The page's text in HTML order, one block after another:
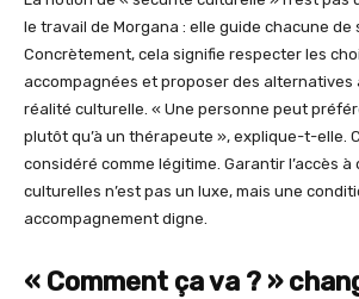
le travail de Morgana : elle guide chacune de
Concrètement, cela signifie respecter les
accompagnées et proposer des alternatives
réalité culturelle. « Une personne peut
plutôt qu’à un thérapeute », explique-t-elle.
considéré comme légitime. Garantir l’accès à
culturelles n’est pas un luxe, mais une
accompagnement digne.
« Comment ça va ? »